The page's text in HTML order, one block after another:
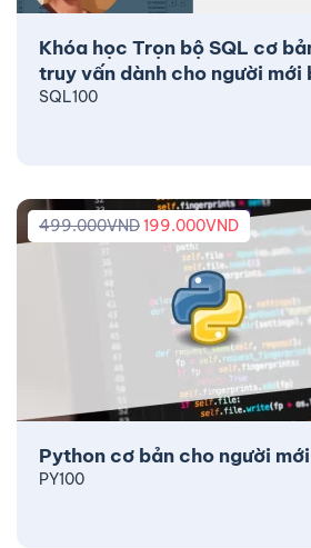
Khóa học Trọn bộ SQL cơ
truy vấn dành cho người mới
SQL100
Python cơ bản cho người
499.000VND199.000VND
PY100